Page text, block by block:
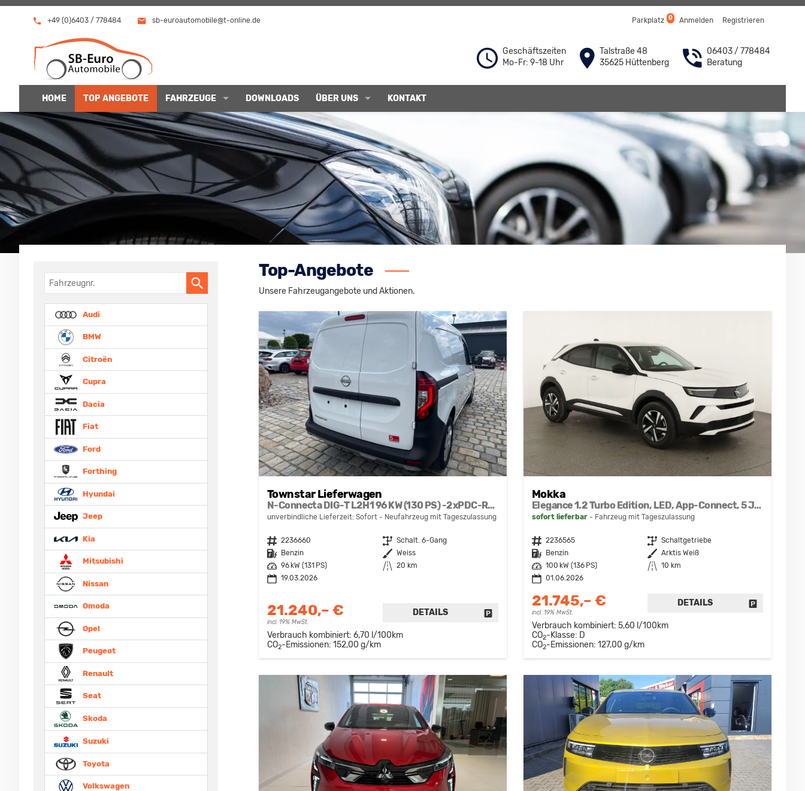
+49 (0)6403 / 778484 sb-euroautomobile@t-online.de Parkplatz 0 Anmelden Registrieren
Geschäftszeiten
Mo-Fr: 9-18 Uhr
Talstraße 48
35625 Hüttenberg
06403 / 778484
Beratung
HOME TOP ANGEBOTE FAHRZEUGE DOWNLOADS ÜBER UNS KONTAKT
Top-Angebote
Unsere Fahrzeugangebote und Aktionen.
Townstar Lieferwagen
N-Connecta DIG-T L2H1 96 KW (130 PS) -2xPDC-Rückfahrkamera-Klima-Hecktüren-Sofort
unverbindliche Lieferzeit: Sofort Neufahrzeug mit Tageszulassung
Fahrzeugnr. 2236660 Getriebe Schalt. 6-Gang
Kraftstoff
Benzin Außenfarbe Weiss
Leistung
96 kW (131 PS) Kilometerstand
20 km
19.03.2026
21.240,– €
incl. 19% MwSt.
DETAILS FAHRZEUG DRUCKEN, PARKEN ODER VERGLEICHEN
Verbrauch kombiniert: 6,70 l/100km
CO2-Emissionen: 152,00 g/km
Mokka
Elegance 1.2 Turbo Edition, LED, App-Connect, 5 J.-Garantie
sofort lieferbar Fahrzeug mit Tageszulassung
Fahrzeugnr. 2236565 Getriebe Schaltgetriebe
Kraftstoff
Benzin Außenfarbe Arktis Weiß
Leistung
100 kW (136 PS) Kilometerstand
10 km
01.06.2026
21.745,– €
incl. 19% MwSt.
DETAILS FAHRZEUG
Verbrauch kombiniert: 5,60 l/100km
CO2-Klasse: D
CO2-Emissionen: 127,00 g/km
Fahrzeugnr.
Audi
BMW
Citroën
Cupra
Dacia
Fiat
Ford
Forthing
Hyundai
Jeep
Kia
Mitsubishi
Nissan
Omoda
Opel
Peugeot
Renault
Seat
Skoda
Suzuki
Toyota
Volkswagen